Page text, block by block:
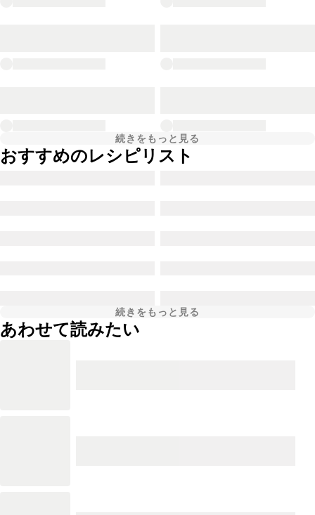
続きをもっと見る
おすすめのレシピリスト
続きをもっと見る
あわせて読みたい